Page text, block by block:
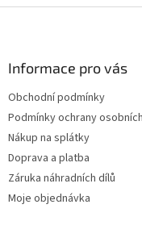
Informace pro vás
Obchodní podmínky
Podmínky ochrany
Nákup na splátky
Doprava a platba
Záruka náhradních dílů
Moje objednávka